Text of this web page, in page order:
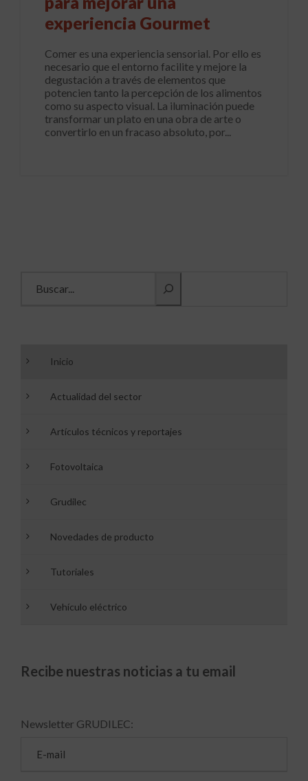
experiencia Gourmet
Comer es una experiencia sensorial. Por ello es
necesario que el entorno facilite y mejore la
degustación a través de elementos que
potencien tanto la percepción de los alimentos
como su aspecto visual. La iluminación puede
transformar un plato en una obra de arte o
convertirlo en un fracaso absoluto, por...
Inicio
Actualidad del sector
Artículos técnicos y reportajes
Fotovoltaica
Grudilec
Novedades de producto
Tutoriales
Vehículo eléctrico
Recibe nuestras noticias a tu email
Newsletter GRUDILEC: